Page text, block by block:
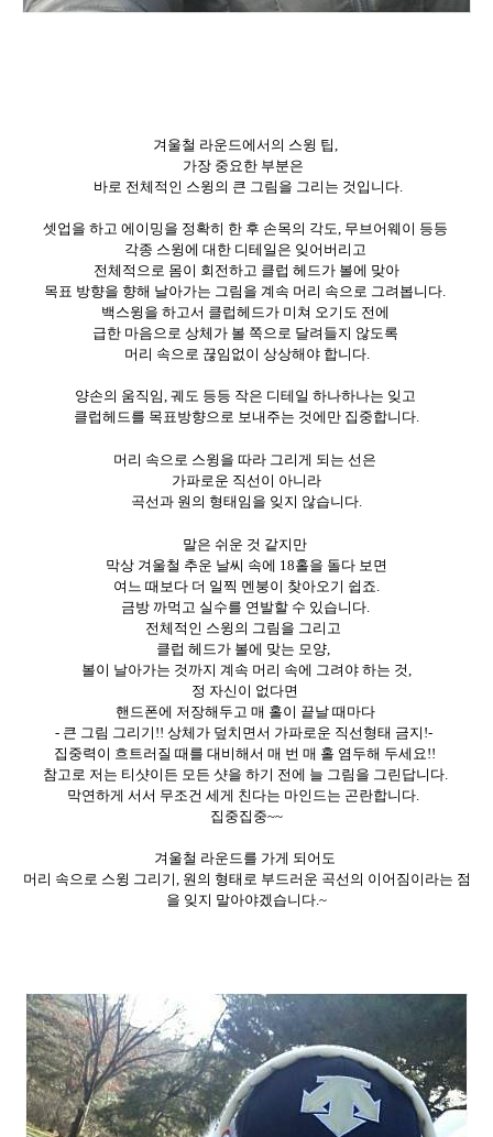
겨울철 라운드에서의 스윙 팁,
가장 중요한 부분은
바로 전체적인 스윙의 큰 그림을 그리는 것입니다.
셋업을 하고 에이밍을 정확히 한 후 손목의 각도, 무브어웨이 등등
각종 스윙에 대한 디테일은 잊어버리고
전체적으로 몸이 회전하고 클럽 헤드가 볼에 맞아
목표 방향을 향해 날아가는 그림을 계속 머리 속으로 그려봅니다.
백스윙을 하고서 클럽헤드가 미쳐 오기도 전에
급한 마음으로 상체가 볼 쪽으로 달려들지 않도록
머리 속으로 끊임없이 상상해야 합니다.
양손의 움직임, 궤도 등등 작은 디테일 하나하나는 잊고
클럽헤드를 목표방향으로 보내주는 것에만 집중합니다.
머리 속으로 스윙을 따라 그리게 되는 선은
가파로운 직선이 아니라
곡선과 원의 형태임을 잊지 않습니다.
말은 쉬운 것 같지만
막상 겨울철 추운 날씨 속에 18홀을 돌다 보면
여느 때보다 더 일찍 멘붕이 찾아오기 쉽죠.
금방 까먹고 실수를 연발할 수 있습니다.
전체적인 스윙의 그림을 그리고
클럽 헤드가 볼에 맞는 모양,
볼이 날아가는 것까지 계속 머리 속에 그려야 하는 것,
정 자신이 없다면
핸드폰에 저장해두고 매 홀이 끝날 때마다
- 큰 그림 그리기 !! 상체가 덮치면서 가파로운 직선형태 금지 !-
집중력이 흐트러질 때를 대비해서 매 번 매 홀 염두해 두세요!!
참고로 저는 티샷이든 모든 샷을 하기 전에 늘 그림을 그린답니다.
막연하게 서서 무조건 세게 친다는 마인드는 곤란합니다.
집중집중~~
겨울철 라운드를 가게 되어도
머리 속으로 스윙 그리기, 원의 형태로 부드러운 곡선의 이어짐이라는 점
을 잊지 말아야겠습니다.~